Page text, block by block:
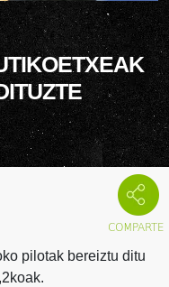
pilotak bereiztu ditu